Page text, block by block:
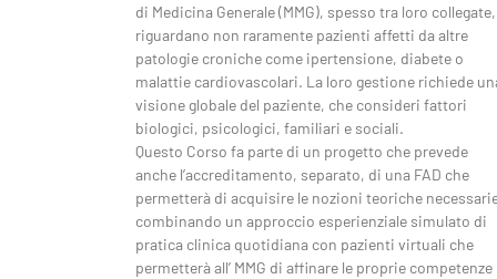
di Medicina Generale (MMG), spesso tra loro collegate,
riguardano non raramente pazienti affetti da altre
patologie croniche come ipertensione, diabete o
malattie cardiovascolari. La loro gestione richiede
visione globale del paziente, che consideri fattori
biologici, psicologici, familiari e sociali.
Questo Corso fa parte di un progetto che prevede
anche l’accreditamento, separato, di una FAD che
permetterà di acquisire le nozioni teoriche
combinando un approccio esperienziale simulato di
pratica clinica quotidiana con pazienti virtuali che
permetterà all’ MMG di affinare le proprie competenze